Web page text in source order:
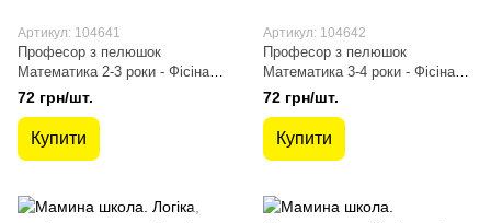
Артикул: 104641
Професор з пелюшок
Математика 2-3 роки - Фісіна
А.А. - Торсінг (104641)
72 грн/шт.
Купити
Артикул: 104642
Професор з пелюшок
Математика 3-4 роки - Фісіна
А.А. - Торсінг (104642)
72 грн/шт.
Купити